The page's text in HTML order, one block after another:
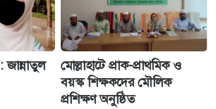
জান্নাতুল
মোল্লাহাটে প্রাক-প্রাথমিক ও
বয়স্ক শিক্ষকদের মৌলিক
প্রশিক্ষণ অনুষ্ঠিত